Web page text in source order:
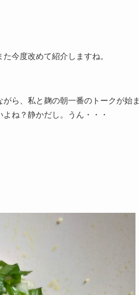
今度改めて紹介しますね。
ら、私と麹の朝一番のトークが始ま
ね？静かだし。うん・・・